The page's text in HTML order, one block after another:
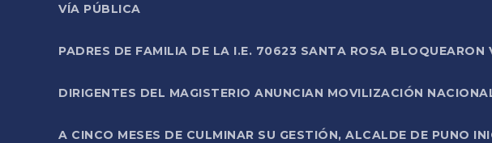
VÍA PÚBLICA
PADRES DE FAMILIA DE LA I.E. 70623 SANTA ROSA BLOQUEARON
DIRIGENTES DEL MAGISTERIO ANUNCIAN MOVILIZACIÓN
A CINCO MESES DE CULMINAR SU GESTIÓN, ALCALDE DE PUNO